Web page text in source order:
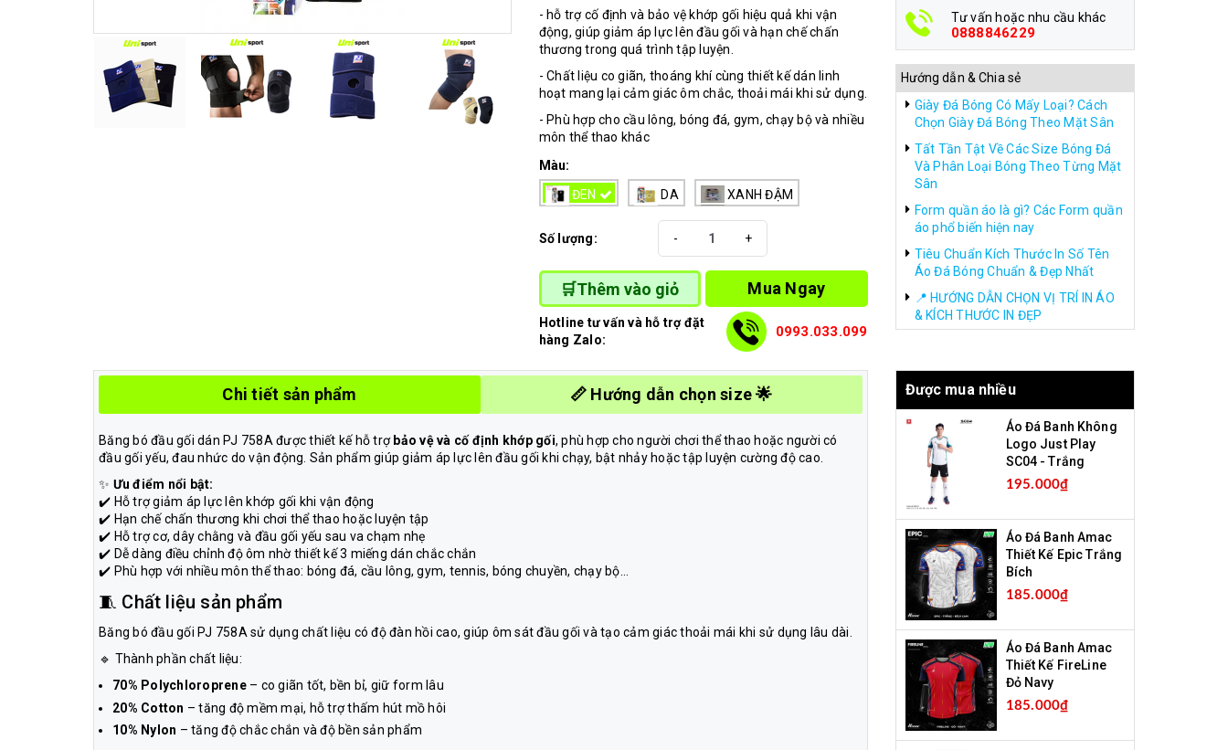
- hỗ trợ cố định và bảo vệ khớp gối hiệu quả khi vận
động, giúp giảm áp lực lên đầu gối và hạn chế chấn
thương trong quá trình tập luyện.
- Chất liệu co giãn, thoáng khí cùng thiết kế dán linh
hoạt mang lại cảm giác ôm chắc, thoải mái khi sử dụng.
- Phù hợp cho cầu lông, bóng đá, gym, chạy bộ và nhiều
môn thể thao khác
Màu:
ĐEN
DA XANH ĐẬM
Số lượng: +
-
🛒Thêm vào giỏ Mua Ngay
Hotline tư vấn và hỗ trợ đặt
hàng Zalo:
0993.033.099
Tư vấn hoặc nhu cầu khác
0888846229
Hướng dẫn & Chia sẻ
Giày Đá Bóng Có Mấy Loại? Cách
Chọn Giày Đá Bóng Theo Mặt Sân
Tất Tần Tật Về Các Size Bóng Đá
Và Phân Loại Bóng Theo Từng Mặt
Sân
Form quần áo là gì? Các Form quần
áo phổ biến hiện nay
Tiêu Chuẩn Kích Thước In Số Tên
Áo Đá Bóng Chuẩn & Đẹp Nhất
📍 HƯỚNG DẪN CHỌN VỊ TRÍ IN ÁO
& KÍCH THƯỚC IN ĐẸP
Chi tiết sản phẩm 📏 Hướng dẫn chọn size 🌟
Băng bó đầu gối dán PJ 758A được thiết kế hỗ trợ bảo vệ và cố định khớp gối, phù hợp cho người chơi thể thao hoặc người có
đầu gối yếu, đau nhức do vận động. Sản phẩm giúp giảm áp lực lên đầu gối khi chạy, bật nhảy hoặc tập luyện cường độ cao.
✨ Ưu điểm nổi bật:
✔️ Hỗ trợ giảm áp lực lên khớp gối khi vận động
✔️ Hạn chế chấn thương khi chơi thể thao hoặc luyện tập
✔️ Hỗ trợ cơ, dây chằng và đầu gối yếu sau va chạm nhẹ
✔️ Dễ dàng điều chỉnh độ ôm nhờ thiết kế 3 miếng dán chắc chắn
✔️ Phù hợp với nhiều môn thể thao: bóng đá, cầu lông, gym, tennis, bóng chuyền, chạy bộ…
🧵 Chất liệu sản phẩm
Băng bó đầu gối PJ 758A sử dụng chất liệu có độ đàn hồi cao, giúp ôm sát đầu gối và tạo cảm giác thoải mái khi sử dụng lâu dài.
🔹 Thành phần chất liệu:
70% Polychloroprene– co giãn tốt, bền bỉ, giữ form lâu
20% Cotton – tăng độ mềm mại, hỗ trợ thấm hút mồ hôi
10% Nylon – tăng độ chắc chắn và độ bền sản phẩm
Được mua nhiều
Áo Đá Banh Không
Logo Just Play
SC04 - Trắng
195.000₫
Áo Đá Banh Amac
Thiết Kế Epic Trắng
Bích
185.000₫
Áo Đá Banh Amac
Thiết Kế FireLine
Đỏ Navy
185.000₫